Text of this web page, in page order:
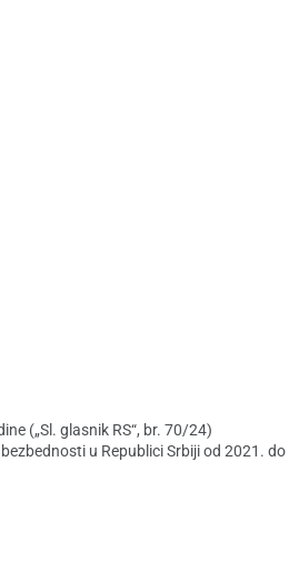
(„Sl. glasnik RS“, br. 70/24)
u Republici Srbiji od 2021. do